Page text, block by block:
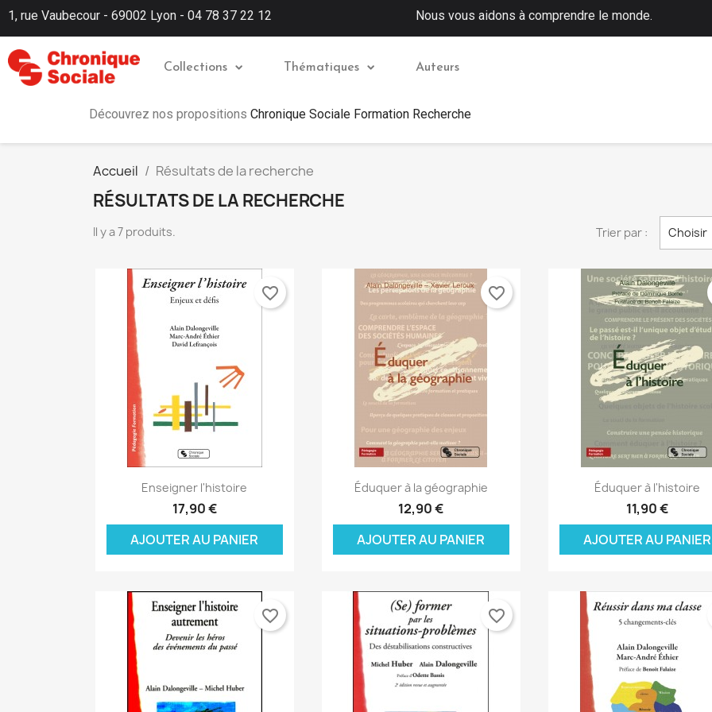
Créer une liste d'envies
((modalTitle))
Connexion
1, rue Vaubecour - 69002 Lyon - 04 78 37 22 12 Nous vous aidons à comprendre le monde.
Collections Thématiques Auteurs
Découvrez nos propositions Chronique Sociale Formation Recherche
Accueil Résultats de la recherche
RÉSULTATS DE LA RECHERCHE
Il y a 7 produits. Trier par : Choisir
Aperçu rapide
Enseigner l'histoire
17,90 €
AJOUTER AU PANIER
favorite_border
Aperçu rapide
Éduquer à la géographie
12,90 €
AJOUTER AU PANIER
favorite_border
Aperçu rapide
Éduquer à l'histoire
11,90 €
AJOUTER AU PANIER
favorite_border favorite_border